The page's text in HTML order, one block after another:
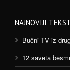
NAJNOVIJI
Bučni TV iz
12 saveta